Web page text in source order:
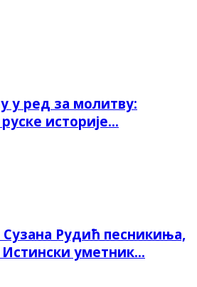
у ред за молитву:
историје...
Рудић песникиња,
Истински уметник...